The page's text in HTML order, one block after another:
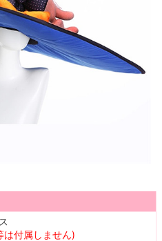
は付属しません)